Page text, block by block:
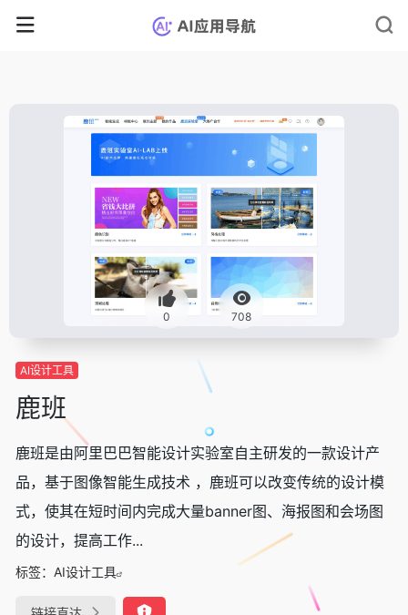
0 708
AI设计工具
鹿班
鹿班是由阿里巴巴智能设计实验室自主研发的一款设计产
品，基于图像智能生成技术 ，鹿班可以改变传统的设计模
式，使其在短时间内完成大量banner图、海报图和会场图
的设计，提高工作...
标签： AI设计工具